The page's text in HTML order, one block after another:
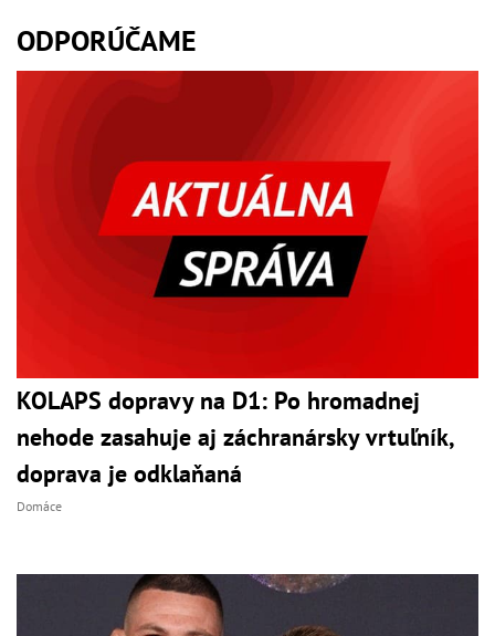
ODPORÚČAME
KOLAPS dopravy na D1: Po hromadnej
nehode zasahuje aj záchranársky vrtuľník,
doprava je odklaňaná
Domáce